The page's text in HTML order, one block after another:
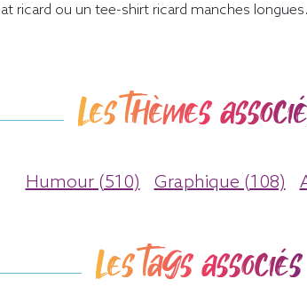
ricard ou un tee-shirt ricard manches
Les thèmes
Humour (510) Graphique (108)
Les tags associés